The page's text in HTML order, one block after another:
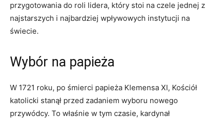
przygotowania do roli lidera, który stoi na czele jednej z
najstarszych i najbardziej wpływowych instytucji na
świecie.
Wybór na papieża
W 1721 roku, po śmierci papieża Klemensa XI, Kościół
katolicki stanął przed zadaniem wyboru nowego
przywódcy. To właśnie w tym czasie, kardynał